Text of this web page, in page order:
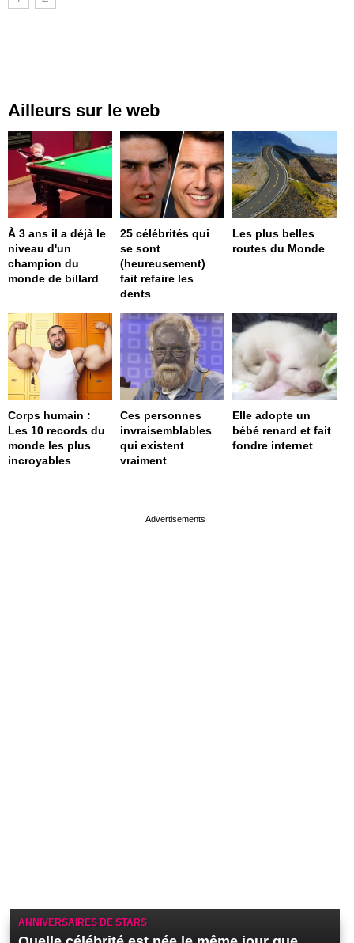
Ailleurs sur le web
À 3 ans il a déjà le
niveau d'un
champion du
monde de billard
25 célébrités qui
se sont
(heureusement)
fait refaire les
dents
Les plus belles
routes du Monde
Corps humain :
Les 10 records du
monde les plus
incroyables
Ces personnes
invraisemblables
qui existent
vraiment
Elle adopte un
bébé renard et fait
fondre internet
ANNIVERSAIRES DE STARS